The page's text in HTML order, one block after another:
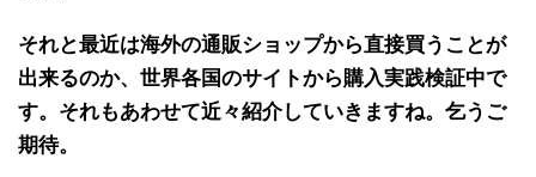
それと最近は海外の通販ショップから直接買うことが
出来るのか、世界各国のサイトから購入実践検証中で
す。それもあわせて近々紹介していきますね。乞うご
期待。